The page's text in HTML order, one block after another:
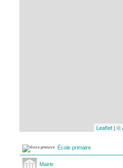
Leaflet | ©
École primaire
Mairie